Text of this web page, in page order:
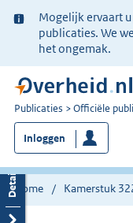
Ter
informatie:
Mogelijk ervaart
publicaties. We
het ongemak.
U
bent
nu
hier:
Publicaties Officiële
Inloggen
Home Kamerstuk